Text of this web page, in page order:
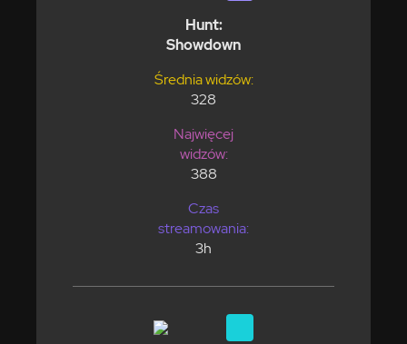
Hunt:
Showdown
Średnia widzów:
328
Najwięcej
widzów:
388
Czas
streamowania:
3h